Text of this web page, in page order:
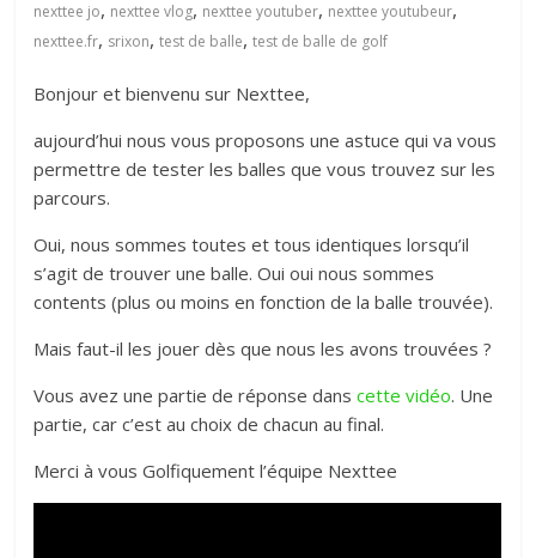
petite
balle
nexttee jo, nexttee vlog, nexttee youtuber, nexttee youtubeur,
nexttee.fr, srixon,test de balle,test de balle de golf
Bonjour et bienvenu sur Nexttee,
aujourd’hui nous vous proposons une astuce qui va vous
permettre de tester les balles que vous trouvez sur les
parcours.
Oui, nous sommes toutes et tous identiques lorsqu’il
s’agit de trouver une balle. Oui oui nous sommes
contents (plus ou moins en fonction de la balle trouvée).
Mais faut-il les jouer dès que nous les avons trouvées ?
Vous avez une partie de réponse danscette vidéo. Une
partie, car c’est au choix de chacun au final.
Merci à vous Golfiquement l’équipe Nexttee